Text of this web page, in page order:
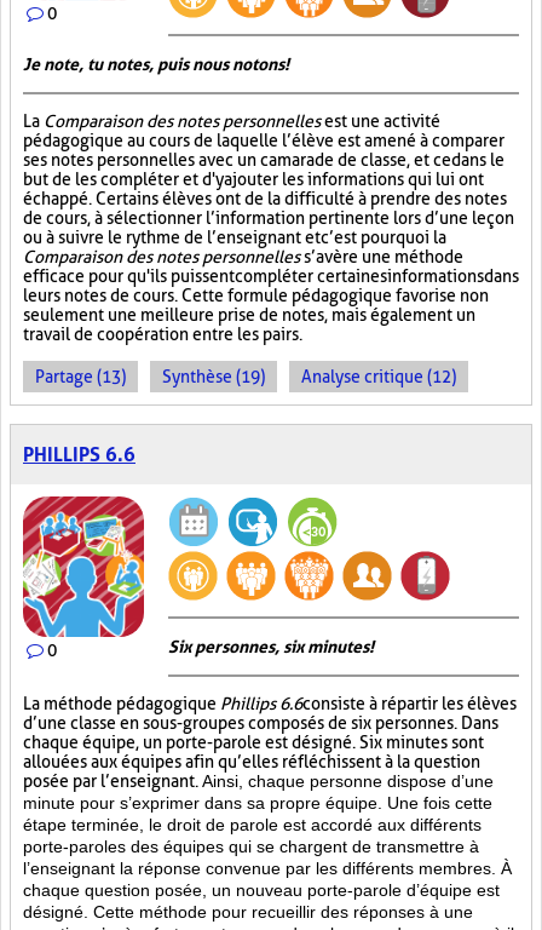
0
Je note, tu notes, puis nous notons!
La Comparaison des notes personnellesest une activité
pédagogique au cours de laquelle l’élève est amené à comparer
ses notes personnelles avec un camarade de classe, et ce dans le
but de les compléter et d'y ajouter les informations qui lui ont
échappé. Certains élèves ont de la difficulté à prendre des notes
de cours, à sélectionner l’information pertinente lors d’une leçon
ou à suivre le rythme de l’enseignant et c’est pourquoi la
Comparaison des notes personnelless’avère une méthode
efficace pour qu'ils puissent compléter certaines informations dans
leurs notes de cours. Cette formule pédagogique favorise non
seulement une meilleure prise de notes, mais également un
travail de coopération entre les pairs.
Partage (13) Synthèse (19) Analyse critique (12)
PHILLIPS 6.6
0 Six personnes, six minutes!
La méthode pédagogique Phillips 6.6consiste à répartir les élèves
d’une classe en sous-groupes composés de six personnes. Dans
chaque équipe, un porte-parole est désigné. Six minutes sont
allouées aux équipes afin qu’elles réfléchissent à la question
posée par l’enseignant. Ainsi, chaque personne dispose d’une
minute pour s’exprimer dans sa propre équipe. Une fois cette
étape terminée, le droit de parole est accordé aux différents
porte-paroles des équipes qui se chargent de transmettre à
l’enseignant la réponse convenue par les différents membres. À
chaque question posée, un nouveau porte-parole d’équipe est
désigné. Cette méthode pour recueillir des réponses à une